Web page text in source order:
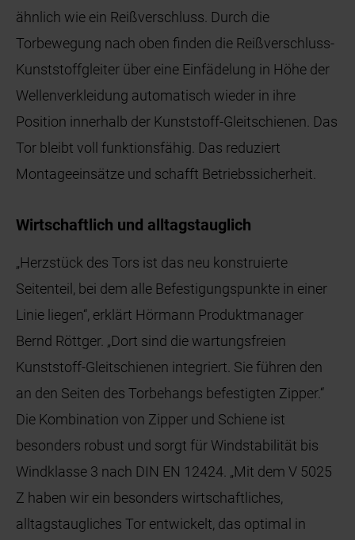
ähnlich wie ein Reißverschluss. Durch die
Torbewegung nach oben finden die Reißverschluss-
Kunststoffgleiter über eine Einfädelung in Höhe der
Wellenverkleidung automatisch wieder in ihre
Position innerhalb der Kunststoff-Gleitschienen. Das
Tor bleibt voll funktionsfähig. Das reduziert
Montageeinsätze und schafft Betriebssicherheit.
Wirtschaftlich und alltagstauglich
„Herzstück des Tors ist das neu konstruierte
Seitenteil, bei dem alle Befestigungspunkte in einer
Linie liegen“, erklärt Hörmann Produktmanager
Bernd Röttger. „Dort sind die wartungsfreien
Kunststoff-Gleitschienen integriert. Sie führen den
an den Seiten des Torbehangs befestigten Zipper.“
Die Kombination von Zipper und Schiene ist
besonders robust und sorgt für Windstabilität bis
Windklasse 3 nach DIN EN 12424. „Mit dem V 5025
Z haben wir ein besonders wirtschaftliches,
alltagstaugliches Tor entwickelt, das optimal in